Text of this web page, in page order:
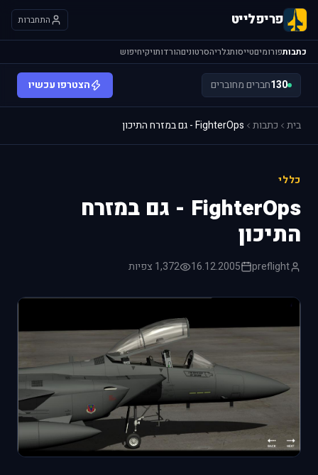
פריפלייט התחברות
כתבותפורומיםטייסותגלריהסרטוניםהורדותויקיחיפוש
130חברים מחוברים הצטרפו עכשיו
בית כתבות FighterOps - גם במזרח התיכון
כללי
FighterOps - גם במזרח
התיכון
preflight
16.12.2005 1,372 צפיות